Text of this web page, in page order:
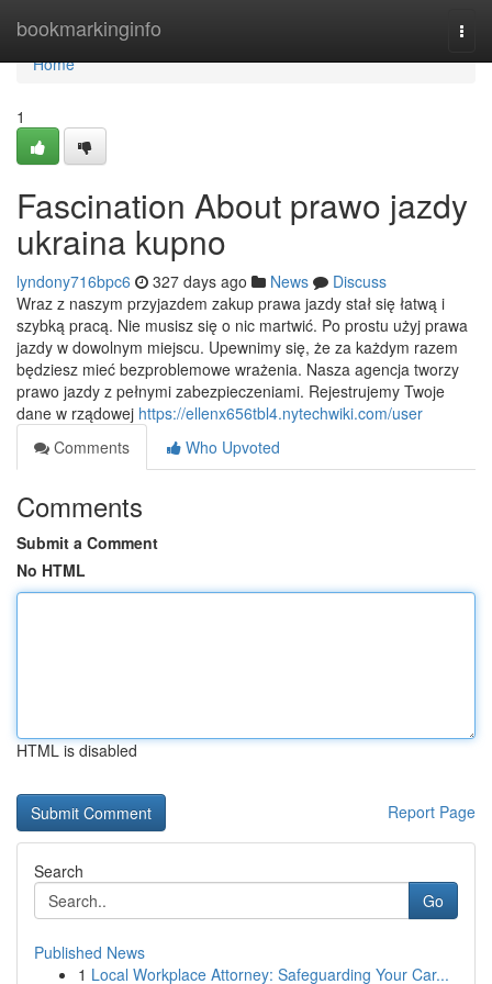
bookmarkinginfo
Home
Home
1
Fascination About prawo jazdy
ukraina kupno
lyndony716bpc6 327 days ago News
Discuss
Wraz z naszym przyjazdem zakup prawa jazdy stał się łatwą i
szybką pracą. Nie musisz się o nic martwić. Po prostu użyj prawa
jazdy w dowolnym miejscu. Upewnimy się, że za każdym razem
będziesz mieć bezproblemowe wrażenia. Nasza agencja tworzy
prawo jazdy z pełnymi zabezpieczeniami. Rejestrujemy Twoje
dane w rządowej https://ellenx656tbl4.nytechwiki.com/user
Comments
Who Upvoted
Comments
Submit a Comment
No HTML
HTML is disabled
Report Page
Search
Go
Published News
1 Local Workplace Attorney: Safeguarding Your Car...